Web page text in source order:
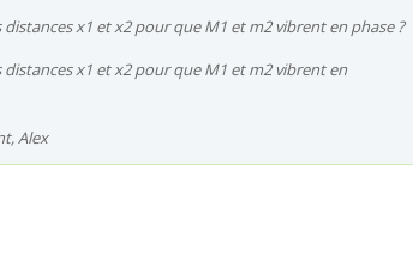
x1 et x2 pour que M1 et m2 vibrent en phase ?
x1 et x2 pour que M1 et m2 vibrent en
Alex